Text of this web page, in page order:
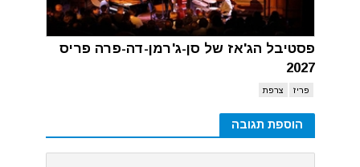
פסטיבל הג'אז של סן-ג'רמן-דה-פרה פריס
2027
פריז צרפת
הוספת תגובה